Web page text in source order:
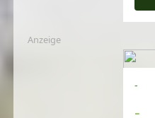
Anzeige
-
-